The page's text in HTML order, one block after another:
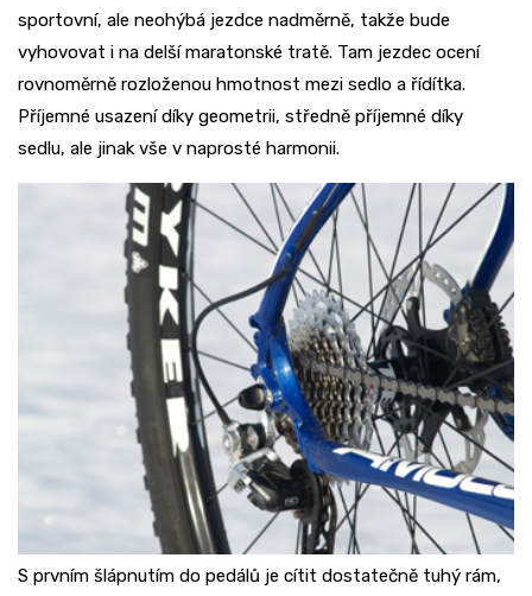
sportovní, ale neohýbá jezdce nadměrně, takže bude
vyhovovat i na delší maratonské tratě. Tam jezdec ocení
rovnoměrně rozloženou hmotnost mezi sedlo a řídítka.
Příjemné usazení díky geometrii, středně příjemné díky
sedlu, ale jinak vše v naprosté harmonii.
S prvním šlápnutím do pedálů je cítit dostatečně tuhý rám,